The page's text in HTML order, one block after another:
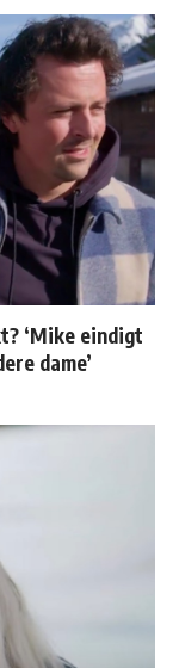
‘Mike eindigt
dame’